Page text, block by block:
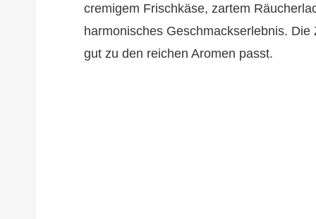
cremigem Frischkäse, zartem
harmonisches Geschmackserlebnis.
gut zu den reichen Aromen passt.